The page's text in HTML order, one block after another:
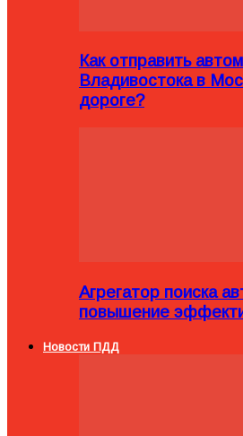
Как отправить
Владивостока в
дороге?
Агрегатор поиска
повышение
Новости ПДД